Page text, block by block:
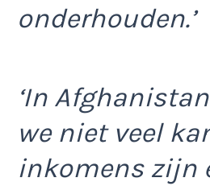
onderhouden.’
‘In
we niet veel
inkomens zijn